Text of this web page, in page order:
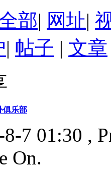
部| 网址|
| 帖子 | 文章
俱乐部
7 01:30 ,
On.